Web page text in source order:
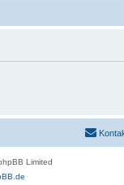
Limited